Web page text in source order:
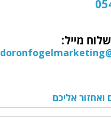
מייל:
ואחזור אליכם